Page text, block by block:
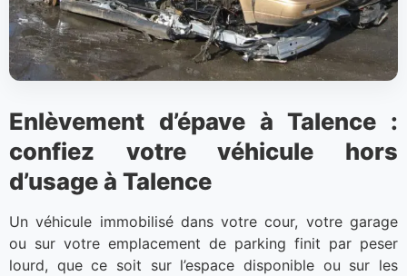
Enlèvement d’épave à Talence :
confiez votre véhicule hors
d’usage à Talence
Un véhicule immobilisé dans votre cour, votre garage
ou sur votre emplacement de parking finit par peser
lourd, que ce soit sur l’espace disponible ou sur les